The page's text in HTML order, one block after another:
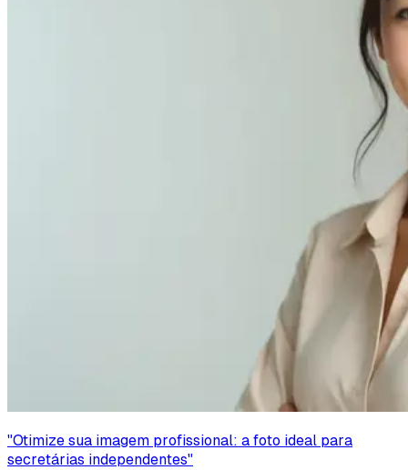
"Otimize sua imagem profissional: a foto ideal para
secretárias independentes"